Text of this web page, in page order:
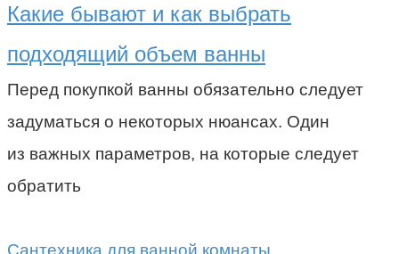
Какие бывают и как выбрать
подходящий объем ванны
Перед покупкой ванны обязательно следует
задуматься о некоторых нюансах. Один
из важных параметров, на которые следует
обратить
Сантехника для ванной комнаты